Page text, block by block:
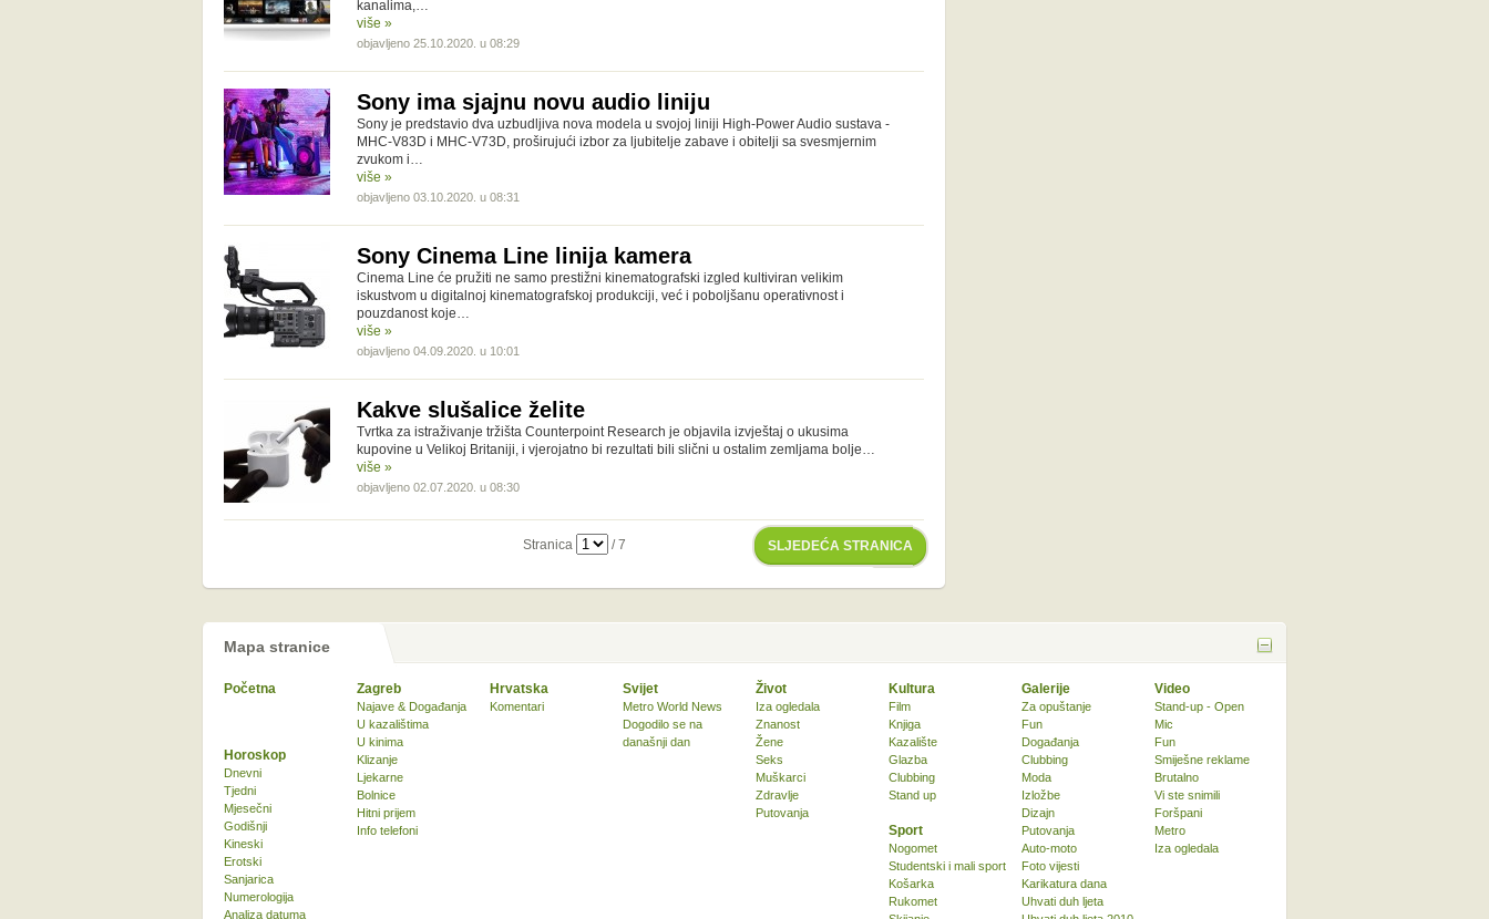
kanalima,…
više »
objavljeno 25.10.2020. u 08:29
Sony ima sjajnu novu audio liniju
Sony je predstavio dva uzbudljiva nova modela u svojoj liniji High-Power Audio sustava -
MHC-V83D i MHC-V73D, proširujući izbor za ljubitelje zabave i obitelji sa svesmjernim
zvukom i…
više »
objavljeno 03.10.2020. u 08:31
Sony Cinema Line linija kamera
Cinema Line će pružiti ne samo prestižni kinematografski izgled kultiviran velikim
iskustvom u digitalnoj kinematografskoj produkciji, već i poboljšanu operativnost i
pouzdanost koje…
više »
objavljeno 04.09.2020. u 10:01
Kakve slušalice želite
Tvrtka za istraživanje tržišta Counterpoint Research je objavila izvještaj o ukusima
kupovine u Velikoj Britaniji, i vjerojatno bi rezultati bili slični u ostalim zemljama bolje…
više »
objavljeno 02.07.2020. u 08:30
SLJEDEĆA STRANICA
Stranica / 7
Mapa stranice
Početna Zagreb
Najave & Događanja
U kazalištima
U kinima
Klizanje
Ljekarne
Bolnice
Hitni prijem
Info telefoni
Hrvatska
Komentari
Svijet
Metro World News
Dogodilo se na
današnji dan
Život
Iza ogledala
Znanost
Žene
Seks
Muškarci
Zdravlje
Putovanja
Kultura
Film
Knjiga
Kazalište
Glazba
Clubbing
Stand up
Sport
Nogomet
Studentski i mali sport
Košarka
Rukomet
Horoskop
Dnevni
Tjedni
Mjesečni
Godišnji
Kineski
Erotski
Sanjarica
Numerologija
Analiza datuma
Galerije
Za opuštanje
Fun
Događanja
Clubbing
Moda
Izložbe
Dizajn
Putovanja
Auto-moto
Foto vijesti
Karikatura dana
Uhvati duh ljeta
Video
Stand-up - Open
Mic
Fun
Smiješne reklame
Brutalno
Vi ste snimili
Foršpani
Metro
Iza ogledala